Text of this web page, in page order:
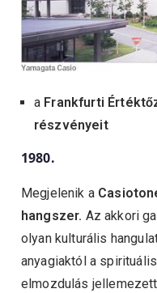
a Frankfurti
részvényeit
1980.
Megjelenik a
hangszer. Az akkori
olyan kulturális
anyagiaktól a
elmozdulás